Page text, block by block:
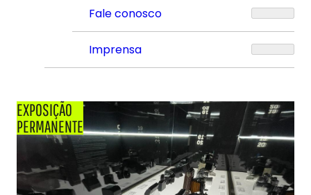
Fale conosco
Imprensa
EXPOSIÇÃO
PERMANENTE